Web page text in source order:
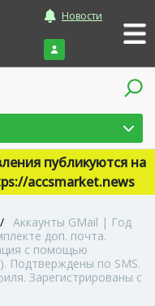
Новости
Войти
публикуются на
accsmarket.news
/ Аккаунты GMail | Год
доп. почта.
с помощью
Подтверждены по SMS.
Зарегистрированы с